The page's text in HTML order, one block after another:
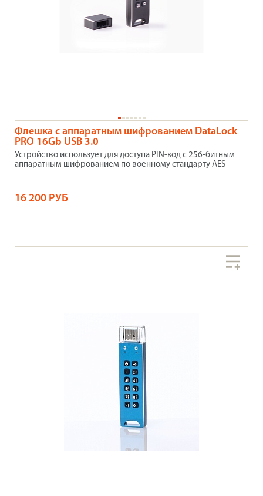
Флешка с аппаратным шифрованием DataLock
PRO 16Gb USB 3.0
Устройство использует для доступа PIN-код с 256-битным
аппаратным шифрованием по военному стандарту AES
16 200 РУБ